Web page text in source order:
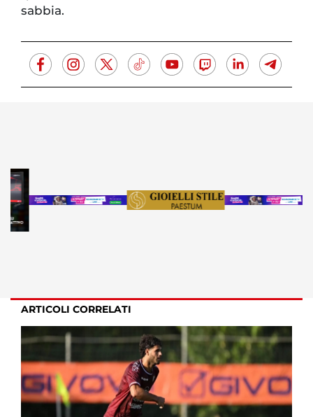
sabbia.
ARTICOLI CORRELATI